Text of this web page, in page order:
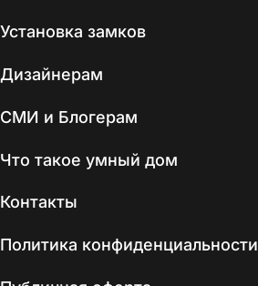
Установка замков
Дизайнерам
СМИ и Блогерам
Что такое умный дом
Контакты
Политика конфиденциальности